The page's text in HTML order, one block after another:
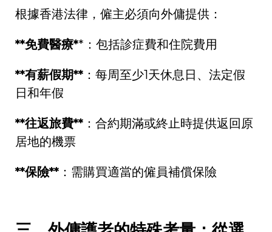
根據香港法律，僱主必須向外傭提供：
**免費醫療** ：包括診症費和住院費用
**有薪假期** ：每周至少1天休息日、法定假
日和年假
**往返旅費** ：合約期滿或終止時提供返回原
居地的機票
**保險** ：需購買適當的僱員補償保險